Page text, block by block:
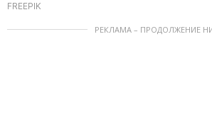
FREEPIK
РЕКЛАМА – ПРОДОЛЖЕНИЕ